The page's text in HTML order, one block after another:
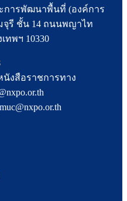
การพัฒนาพื้นที่ (องค์การ
จุรี ชั้น 14 ถนนพญาไท
ทพฯ 10330
นังสือราชการทาง